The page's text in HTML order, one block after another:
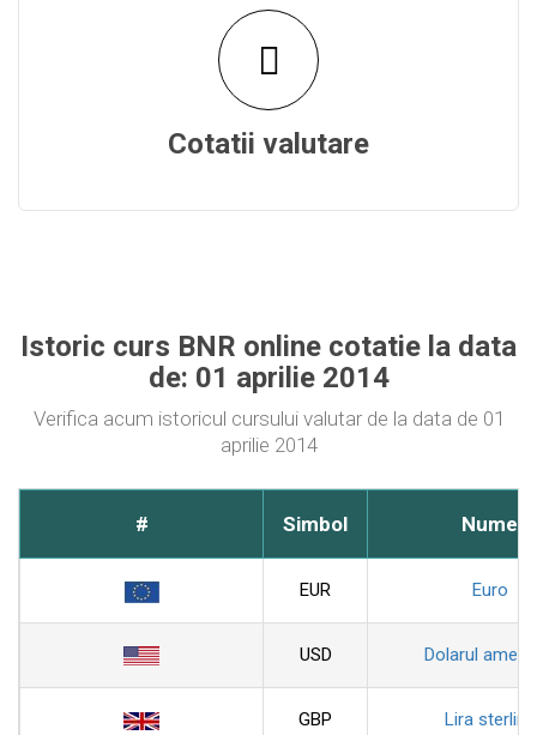
Cotatii valutare
Istoric curs BNR online cotatie la data
de: 01 aprilie 2014
Verifica acum istoricul cursului valutar de la data de 01
aprilie 2014
# Simbol Nume
EUR Euro
USD Dolarul
GBP Lira sterlina